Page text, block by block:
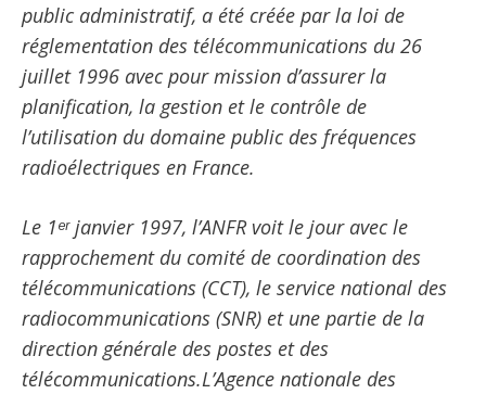
public administratif, a été créée par la loi de
réglementation des télécommunications du 26
juillet 1996 avec pour mission d’assurer la
planification, la gestion et le contrôle de
l’utilisation du domaine public des fréquences
radioélectriques en France.
Le 1ᵉʳ janvier 1997, l’ANFR voit le jour avec le
rapprochement du comité de coordination des
télécommunications (CCT), le service national des
radiocommunications (SNR) et une partie de la
direction générale des postes et des
télécommunications.L’Agence nationale des